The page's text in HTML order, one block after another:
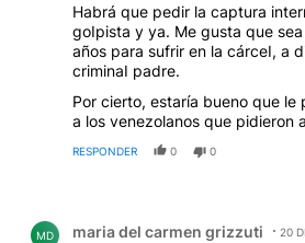
Habrá que pedir la captura
goIpista y ya. Me gusta que
años para sufrir en la cárceI, a
criminaI padre.
Por cierto, estaría bueno que le
a los venezolanos que pidieron
RESPONDER 0 0
MD maria del carmen grizzuti 20